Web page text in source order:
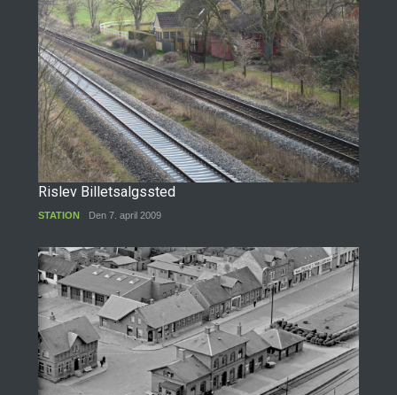
Rislev Billetsalgssted
STATION Den 7. april 2009